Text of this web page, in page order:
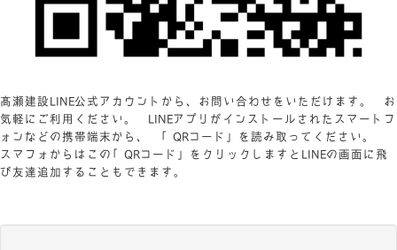
髙瀬建設LINE公式アカウントから、お問い合わせをいただけます。 お
気軽にご利用ください。 LINEアプリがインストールされたスマートフ
ォンなどの携帯端末から、 「QRコード」を読み取ってください。
スマフォからはこの「QRコード」をクリックしますとLINEの画面に飛
び友達追加することもできます。